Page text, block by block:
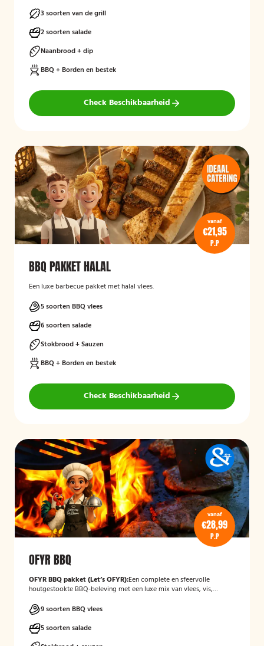
3 soorten van de grill
2 soorten salade
Naanbrood + dip
BBQ + Borden en bestek
Check Beschikbaarheid
vanaf
€21,95
P.P
BBQ PAKKET HALAL
Een luxe barbecue pakket met halal vlees.
5 soorten BBQ vlees
6 soorten salade
Stokbrood + Sauzen
BBQ + Borden en bestek
Check Beschikbaarheid
vanaf
€28,99
P.P
OFYR BBQ
OFYR BBQ pakket (Let’s OFYR):Een complete en sfeervolle
houtgestookte BBQ-beleving met een luxe mix van vlees, vis,
benodigdheden en volledig verzorgd in all-in pakket.
9 soorten BBQ vlees
5 soorten salade